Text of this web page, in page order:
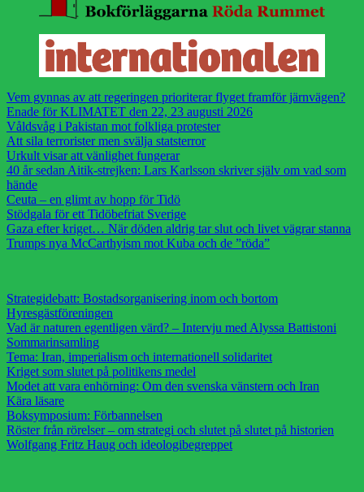
Vem gynnas av att regeringen prioriterar flyget framför järnvägen?
Enade för KLIMATET den 22, 23 augusti 2026
Våldsvåg i Pakistan mot folkliga protester
Att sila terrorister men svälja statsterror
Urkult visar att vänlighet fungerar
40 år sedan Aitik-strejken: Lars Karlsson skriver själv om vad som
hände
Ceuta – en glimt av hopp för Tidö
Stödgala för ett Tidöbefriat Sverige
Gaza efter kriget… När döden aldrig tar slut och livet vägrar stanna
Trumps nya McCarthyism mot Kuba och de ”röda”
Strategidebatt: Bostadsorganisering inom och bortom
Hyresgästföreningen
Vad är naturen egentligen värd? – Intervju med Alyssa Battistoni
Sommarinsamling
Tema: Iran, imperialism och internationell solidaritet
Kriget som slutet på politikens medel
Modet att vara enhörning: Om den svenska vänstern och Iran
Kära läsare
Boksymposium: Förbannelsen
Röster från rörelser – om strategi och slutet på slutet på historien
Wolfgang Fritz Haug och ideologibegreppet